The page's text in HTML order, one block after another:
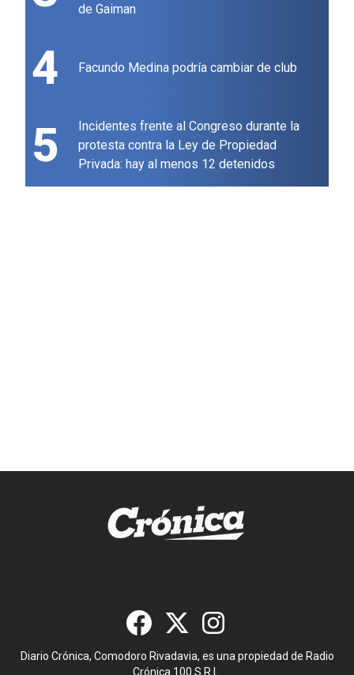
de Gaiman
4 Facundo Medina podría cambiar de club
5
Incidentes frente al Congreso durante la
protesta contra la Ley de Propiedad
Privada: hay al menos 12 detenidos
Diario Crónica, Comodoro Rivadavia, es una propiedad de Radio
Crónica 100 S.R.L.